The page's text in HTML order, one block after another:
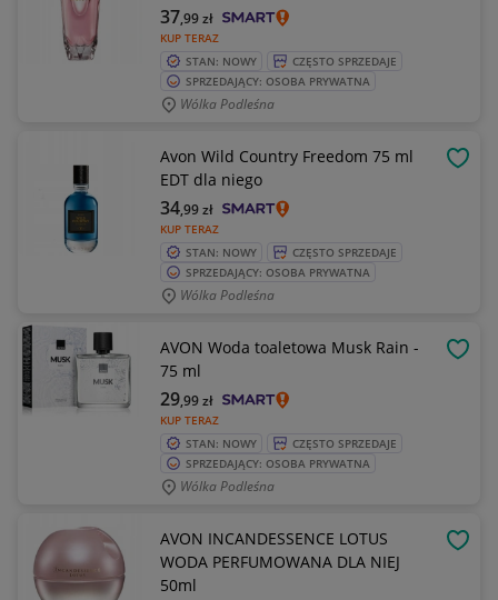
KUP TERAZ
37,99zł
STAN: NOWY
CZĘSTO SPRZEDAJE
SPRZEDAJĄCY: OSOBA PRYWATNA
Wólka Podleśna
Avon Wild Country Freedom 75 ml
EDT dla niego
KUP TERAZ
34,99zł
STAN: NOWY
CZĘSTO SPRZEDAJE
SPRZEDAJĄCY: OSOBA PRYWATNA
Wólka Podleśna
AVON Woda toaletowa Musk Rain -
75 ml
KUP TERAZ
29,99zł
STAN: NOWY
CZĘSTO SPRZEDAJE
SPRZEDAJĄCY: OSOBA PRYWATNA
Wólka Podleśna
AVON INCANDESSENCE LOTUS
WODA PERFUMOWANA DLA NIEJ
50ml